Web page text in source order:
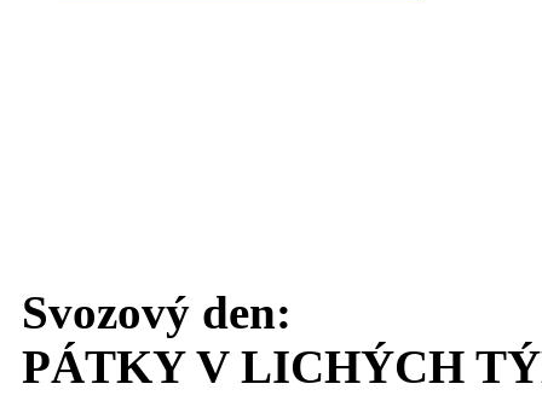
Svozový den:
PÁTKY V LICHÝCH